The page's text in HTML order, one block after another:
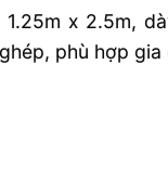
x 2.5m,
phù hợp